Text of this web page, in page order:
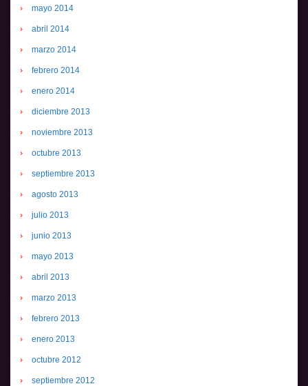
mayo 2014
abril 2014
marzo 2014
febrero 2014
enero 2014
diciembre 2013
noviembre 2013
octubre 2013
septiembre 2013
agosto 2013
julio 2013
junio 2013
mayo 2013
abril 2013
marzo 2013
febrero 2013
enero 2013
octubre 2012
septiembre 2012